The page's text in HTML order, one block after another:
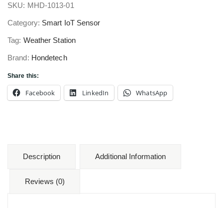
1
Environment
Monitor
SKU: MHD-1013-01
Category: Smart IoT Sensor
Tag: Weather Station
Brand: Hondetech
Share this:
Facebook LinkedIn WhatsApp
Description Additional Information
Reviews (0)